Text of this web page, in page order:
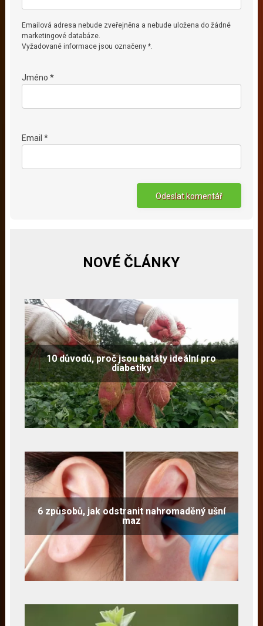
Emailová adresa nebude zveřejněna a nebude uložena do žádné
marketingové databáze.
Vyžadované informace jsou označeny *.
Jméno *
Email *
NOVÉ ČLÁNKY
10 důvodů, proč jsou batáty ideální pro
diabetiky
6 způsobů, jak odstranit nahromaděný ušní
maz